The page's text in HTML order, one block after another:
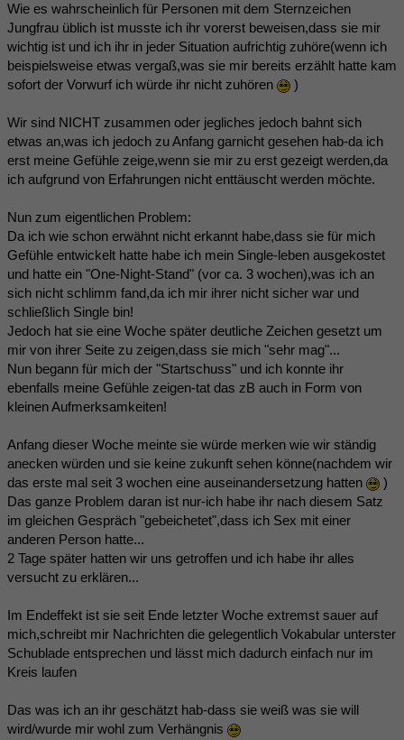
Wie es wahrscheinlich für Personen mit dem Sternzeichen
Jungfrau üblich ist musste ich ihr vorerst beweisen,dass sie mir
wichtig ist und ich ihr in jeder Situation aufrichtig zuhöre(wenn ich
beispielsweise etwas vergaß,was sie mir bereits erzählt hatte kam
sofort der Vorwurf ich würde ihr nicht zuhören
)
Wir sind NICHT zusammen oder jegliches jedoch bahnt sich
etwas an,was ich jedoch zu Anfang garnicht gesehen hab-da ich
erst meine Gefühle zeige,wenn sie mir zu erst gezeigt werden,da
ich aufgrund von Erfahrungen nicht enttäuscht werden möchte.
Nun zum eigentlichen Problem:
Da ich wie schon erwähnt nicht erkannt habe,dass sie für mich
Gefühle entwickelt hatte habe ich mein Single-leben ausgekostet
und hatte ein "One-Night-Stand" (vor ca. 3 wochen),was ich an
sich nicht schlimm fand,da ich mir ihrer nicht sicher war und
schließlich Single bin!
Jedoch hat sie eine Woche später deutliche Zeichen gesetzt um
mir von ihrer Seite zu zeigen,dass sie mich "sehr mag"...
Nun begann für mich der "Startschuss" und ich konnte ihr
ebenfalls meine Gefühle zeigen-tat das zB auch in Form von
kleinen Aufmerksamkeiten!
Anfang dieser Woche meinte sie würde merken wie wir ständig
anecken würden und sie keine zukunft sehen könne(nachdem wir
das erste mal seit 3 wochen eine auseinandersetzung hatten
)
Das ganze Problem daran ist nur-ich habe ihr nach diesem Satz
im gleichen Gespräch "gebeichetet",dass ich Sex mit einer
anderen Person hatte...
2 Tage später hatten wir uns getroffen und ich habe ihr alles
versucht zu erklären...
Im Endeffekt ist sie seit Ende letzter Woche extremst sauer auf
mich,schreibt mir Nachrichten die gelegentlich Vokabular unterster
Schublade entsprechen und lässt mich dadurch einfach nur im
Kreis laufen
Das was ich an ihr geschätzt hab-dass sie weiß was sie will
wird/wurde mir wohl zum Verhängnis